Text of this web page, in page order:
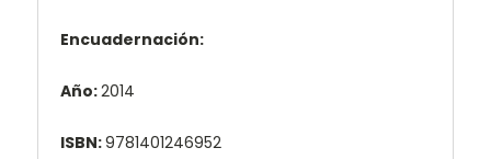
Encuadernación:
Año:2014
ISBN:9781401246952